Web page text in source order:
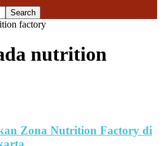
factory
nutrition
Zona Nutrition Factory di